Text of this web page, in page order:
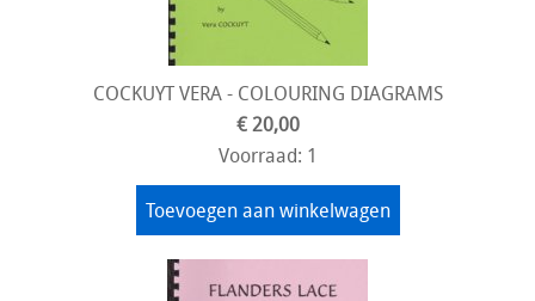
COCKUYT VERA - COLOURING DIAGRAMS
€ 20,00
Voorraad: 1
Toevoegen aan winkelwagen